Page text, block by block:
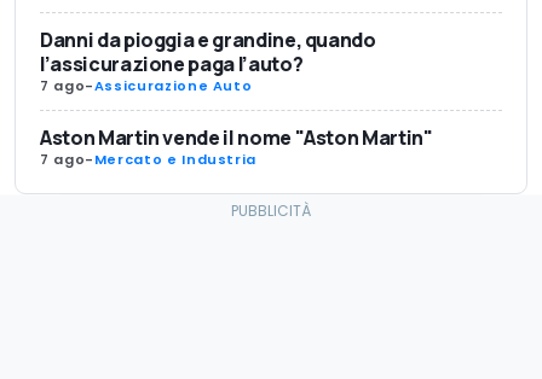
Danni da pioggia e grandine, quando
l’assicurazione paga l’auto?
7 ago-Assicurazione Auto
Aston Martin vende il nome "Aston Martin"
7 ago-Mercato e Industria